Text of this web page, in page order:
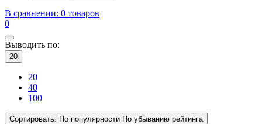
В сравнении: 0 товаров
0
Выводить по:
20
20
40
100
Сортировать: По популярности По убыванию рейтинга